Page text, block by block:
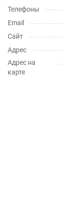
Телефоны
Email
Сайт
Адрес
Адрес на
карте